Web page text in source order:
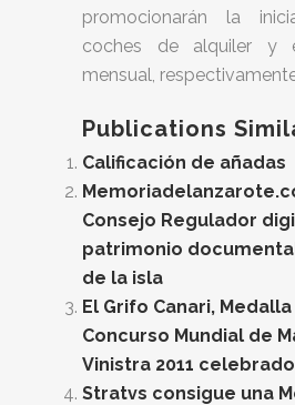
promocionarán la
coches de alquiler y
mensual,
Publications
Calificación de añadas
Consejo Regulador
patrimonio
de la isla
El Grifo Canari,
Concurso Mundial de
Vinistra 2011
Stratvs consigue una